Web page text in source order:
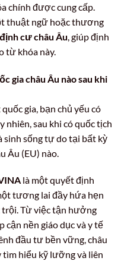
chính được cung cấp.
thuật ngữ hoặc thương
cư châu Âu, giúp định
từ khóa này.
gia châu Âu nào sau khi
gia, bạn chủ yếu có
nhiên, sau khi có quốc tịch
sinh sống tự do tại bất kỳ
Âu (EU) nào.
là một quyết định
tương lai đầy hứa hẹn
Từ việc tận hưởng
cận nền giáo dục và y tế
đầu tư bền vững, châu
tìm hiểu kỹ lưỡng và liên